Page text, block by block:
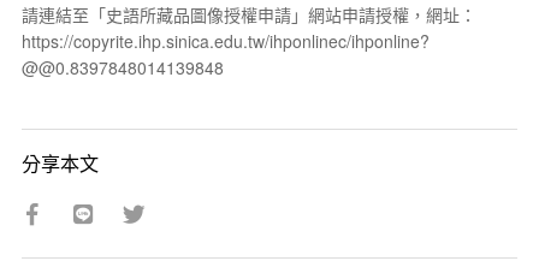
請連結至「史語所藏品圖像授權申請」網站申請授權，網址：
https://copyrite.ihp.sinica.edu.tw/ihponlinec/ihponline?
@@0.8397848014139848
分享本文